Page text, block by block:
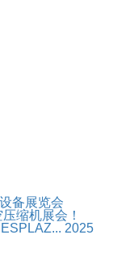
备展览会
缩机展会！
2025